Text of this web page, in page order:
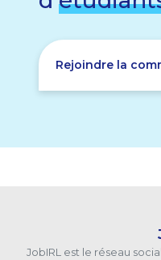
Rejoindre la
JobIRL est le réseau